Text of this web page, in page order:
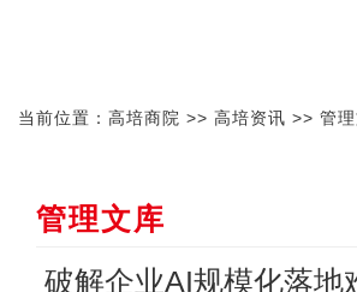
当前位置： 高培商院 >> 高培资讯 >> 管
管理文库
破解企业AI规模化落地